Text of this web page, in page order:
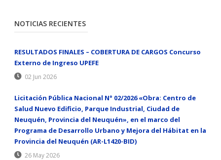
NOTICIAS RECIENTES
RESULTADOS FINALES – COBERTURA DE CARGOS Concurso
Externo de Ingreso UPEFE
02 Jun 2026
Licitación Pública Nacional N° 02/2026 «Obra: Centro de
Salud Nuevo Edificio, Parque Industrial, Ciudad de
Neuquén, Provincia del Neuquén», en el marco del
Programa de Desarrollo Urbano y Mejora del Hábitat en la
Provincia del Neuquén (AR-L1420-BID)
26 May 2026